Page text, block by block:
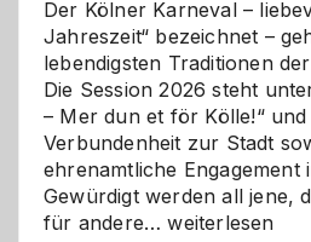
Der Kölner Karneval –
Jahreszeit“ bezeichnet –
lebendigsten Traditionen
Die Session 2026 steht
– Mer dun et för Kölle!“
Verbundenheit zur Stadt
ehrenamtliche Engagement
Gewürdigt werden all jene,
für andere…Kölner
weiterlesen